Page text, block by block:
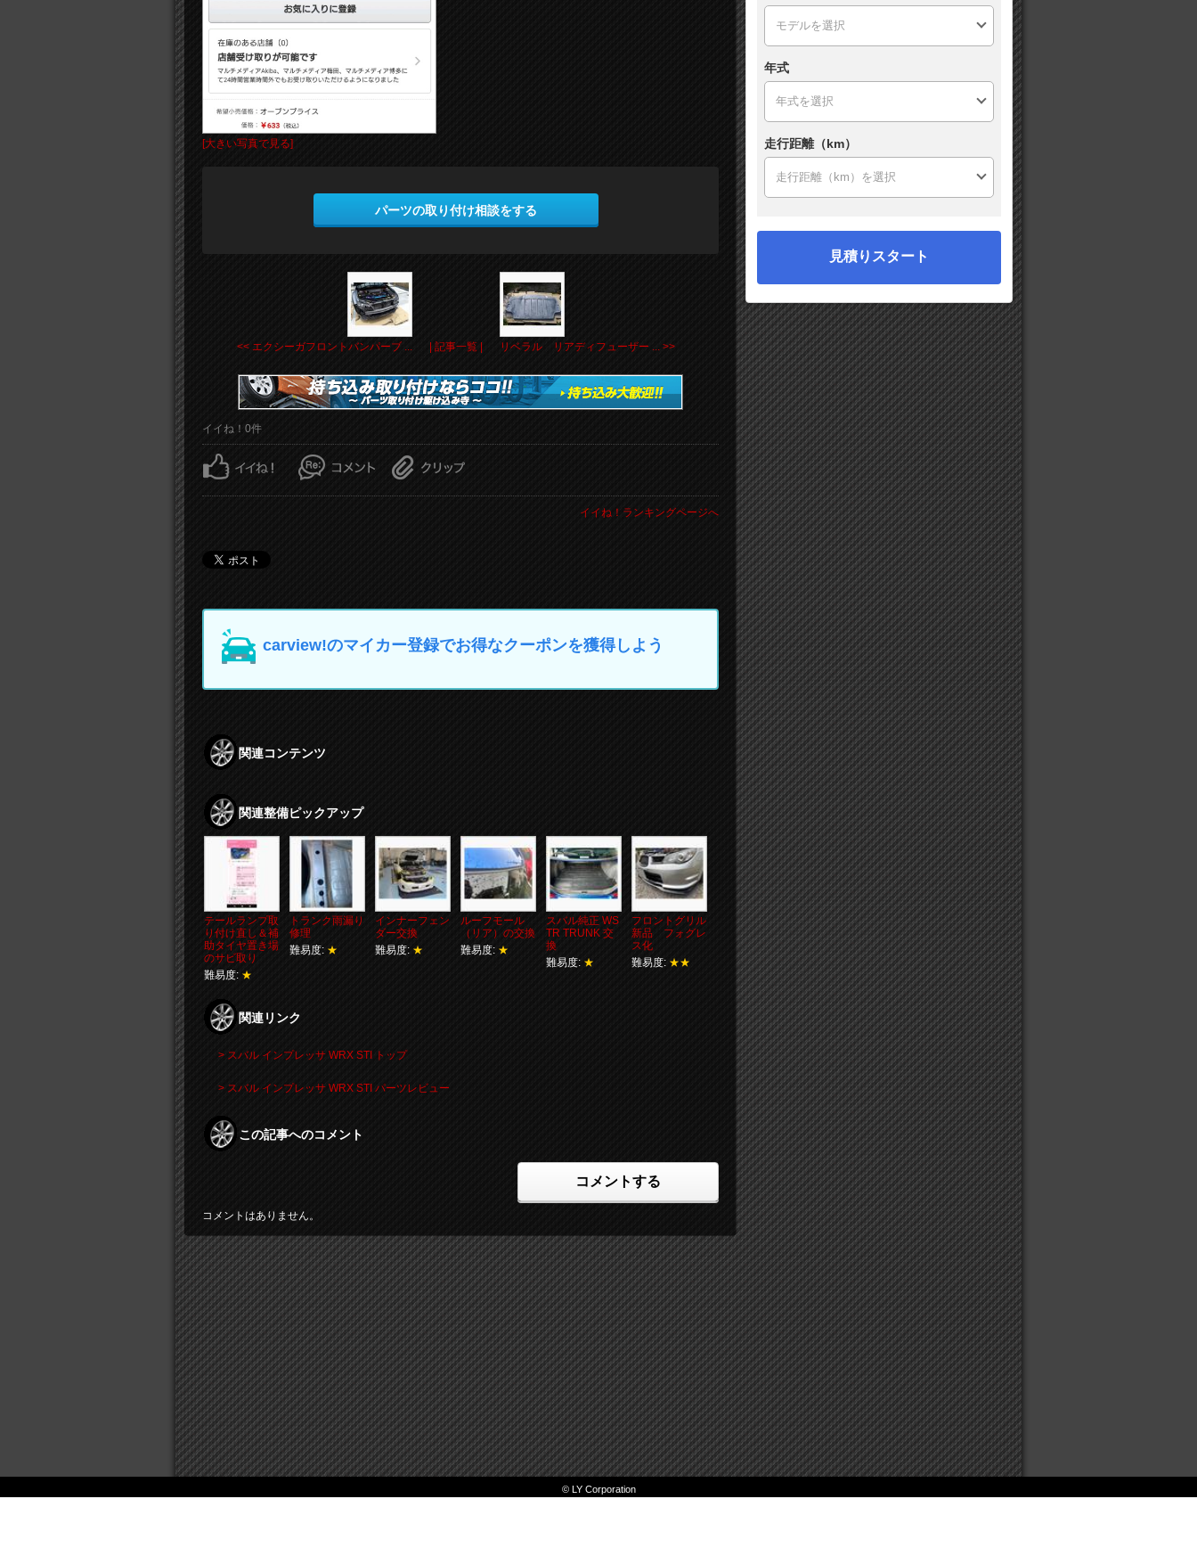
[大きい写真で見る]
パーツの取り付け相談をする
<< エクシーガフロントバンパーブ ... | 記事一覧 | リベラル リアディフューザー ... >>
イイね！0件
イイね！ランキングページへ
carview!のマイカー登録でお得なクーポンを獲得しよう
関連コンテンツ
関連整備ピックアップ
テールランプ取
り付け直し＆補
助タイヤ置き場
のサビ取り
難易度: ★
トランク雨漏り
修理
難易度: ★
インナーフェン
ダー交換
難易度: ★
ルーフモール
（リア）の交換
難易度: ★
スバル純正 WS
TR TRUNK 交
換
難易度: ★
フロントグリル
新品 フォグレ
ス化
難易度: ★★
関連リンク
> スバル インプレッサ WRX STI トップ
> スバル インプレッサ WRX STI パーツレビュー
この記事へのコメント
コメントする
コメントはありません。
年式
走行距離（km）
見積りスタート
© LY Corporation